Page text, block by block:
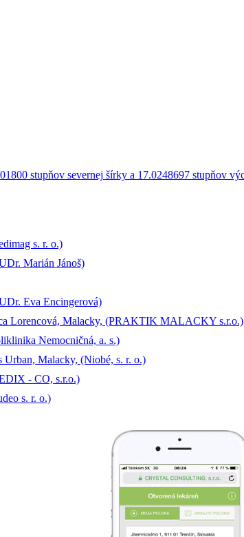
s. r. o.)
Marián Jánoš)
Eva Encingerová)
Lorencová, Malacky, (PRAKTIK MALACKY s.r.o.)
Nemocničná, a. s.)
Urban, Malacky, (Niobé, s. r. o.)
- CO, s.r.o.)
s. r. o.)